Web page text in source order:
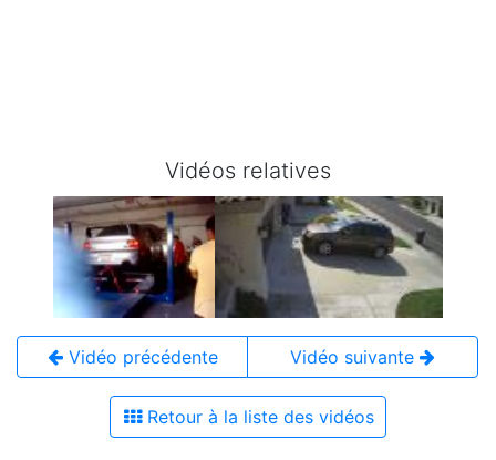
Vidéos relatives
Vidéo précédente Vidéo suivante
Retour à la liste des vidéos